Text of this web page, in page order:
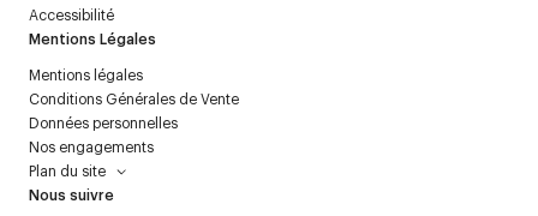
Accessibilité
Mentions Légales
Mentions légales
Conditions Générales de Vente
Données personnelles
Nos engagements
Plan du site
Nous suivre